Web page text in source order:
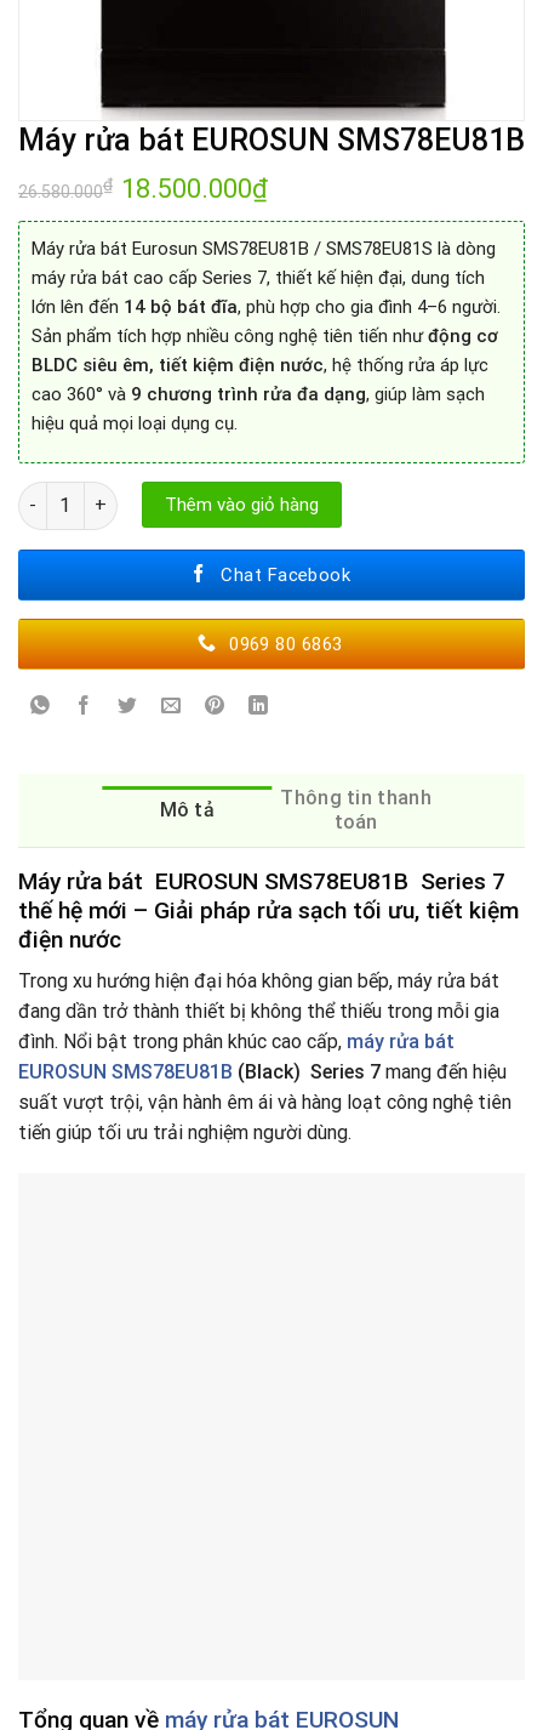
Máy rửa bát EUROSUN SMS78EU81B
26.580.000₫ Giá
gốc
là:
18.500.000₫Giá
tại
18.500.000₫.
Máy rửa bát Eurosun SMS78EU81B / SMS78EU81S là dòng
máy rửa bát cao cấp Series 7, thiết kế hiện đại, dung tích
lớn lên đến 14 bộ bát đĩa, phù hợp cho gia đình 4–6 người.
Sản phẩm tích hợp nhiều công nghệ tiên tiến nhưđộng cơ
BLDC siêu êm, tiết kiệm điện nước, hệ thống rửa áp lực
cao 360° và 9 chương trình rửa đa dạng, giúp làm sạch
hiệu quả mọi loại dụng cụ.
Máy rửa bát EUROSUN SMS78EU81B số lượng
Thêm vào giỏ hàng
Chat Facebook
0969 80 6863
Mô tả
Thông tin thanh
toán
Máy rửa bát EUROSUN SMS78EU81B Series 7
thế hệ mới – Giải pháp rửa sạch tối ưu, tiết kiệm
điện nước
Trong xu hướng hiện đại hóa không gian bếp, máy rửa bát
đang dần trở thành thiết bị không thể thiếu trong mỗi gia
đình. Nổi bật trong phân khúc cao cấp, máy rửa bát
EUROSUN SMS78EU81B (Black) Series 7 mang đến hiệu
suất vượt trội, vận hành êm ái và hàng loạt công nghệ tiên
tiến giúp tối ưu trải nghiệm người dùng.
Tổng quan về máy rửa bát EUROSUN